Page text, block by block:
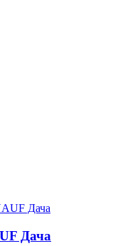
Дача